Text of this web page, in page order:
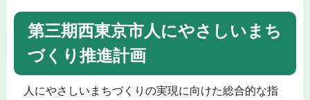
第三期西東京市人にやさしいまち
づくり推進計画
人にやさしいまちづくりの実現に向けた総合的な指